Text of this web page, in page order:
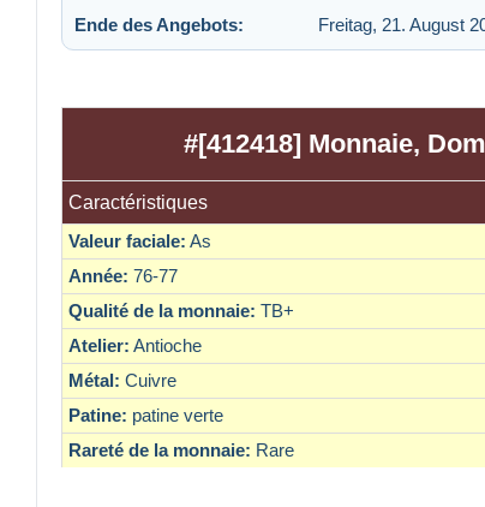
Ende des Angebots:
Freitag, 21. August
#[412418] Monnaie,
Caractéristiques
Valeur faciale: As
Année: 76-77
Qualité de la monnaie: TB+
Atelier: Antioche
Métal: Cuivre
Patine: patine verte
Rareté de la monnaie: Rare